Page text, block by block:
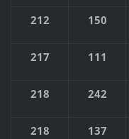
212 150
217 111
218 242
218 137